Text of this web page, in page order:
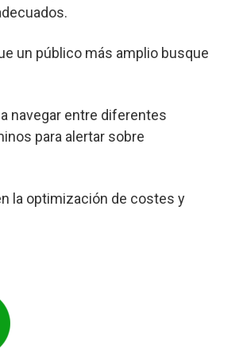
un público más amplio busque
navegar entre diferentes
para alertar sobre
la optimización de costes y